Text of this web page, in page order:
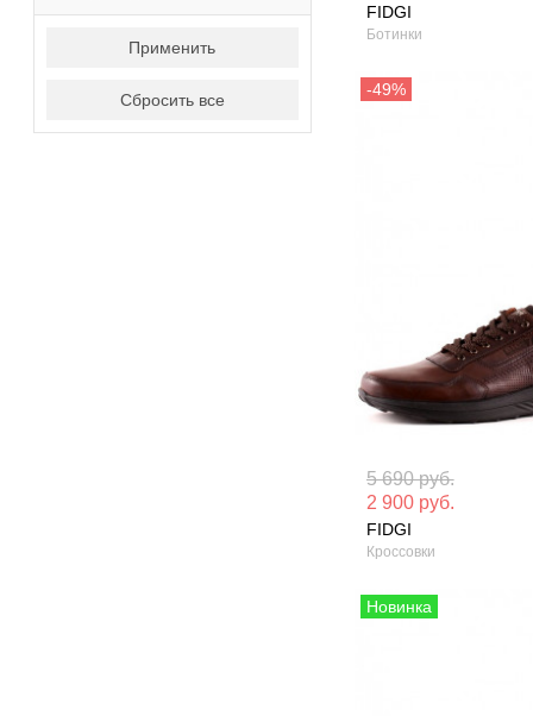
Применить
Сбросить все
Сезон: Зима FIDGI
Ботинки
Сезон:
5 690 руб.
2 900 руб.
FIDGI
Кроссовки
Материал
кожа
Сезон: Лето